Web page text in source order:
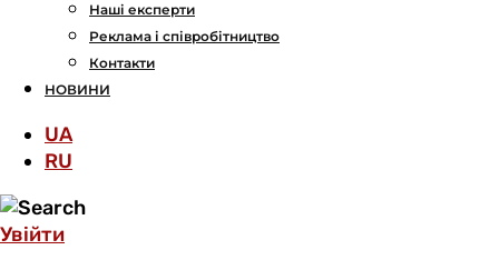
Наші експерти
Реклама і співробітництво
Контакти
НОВИНИ
UA
RU
Увійти